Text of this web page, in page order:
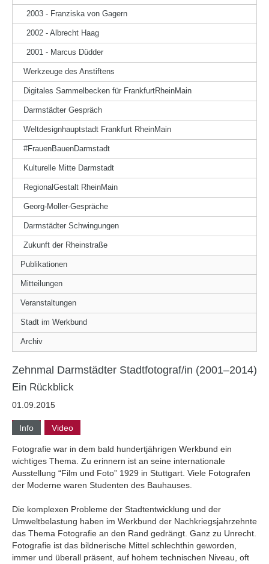
2003 - Franziska von Gagern
2002 - Albrecht Haag
2001 - Marcus Düdder
Werkzeuge des Anstiftens
Digitales Sammelbecken für FrankfurtRheinMain
Darmstädter Gespräch
Weltdesignhauptstadt Frankfurt RheinMain
#FrauenBauenDarmstadt
Kulturelle Mitte Darmstadt
RegionalGestalt RheinMain
Georg-Moller-Gespräche
Darmstädter Schwingungen
Zukunft der Rheinstraße
Publikationen
Mitteilungen
Veranstaltungen
Stadt im Werkbund
Archiv
Zehnmal Darmstädter Stadtfotograf/in (2001–2014)
Ein Rückblick
01.09.2015
Info Video
Fotografie war in dem bald hundertjährigen Werkbund ein
wichtiges Thema. Zu erinnern ist an seine internationale
Ausstellung “Film und Foto” 1929 in Stuttgart. Viele Fotografen
der Moderne waren Studenten des Bauhauses.
Die komplexen Probleme der Stadtentwicklung und der
Umweltbelastung haben im Werkbund der Nachkriegsjahrzehnte
das Thema Fotografie an den Rand gedrängt. Ganz zu Unrecht.
Fotografie ist das bildnerische Mittel schlechthin geworden,
immer und überall präsent, auf hohem technischen Niveau, oft